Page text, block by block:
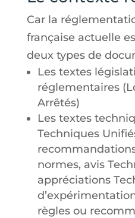
Car la
française actuelle
deux types de
Les textes
réglementaires
Arrêtés)
Les textes
Techniques
normes, avis
appréciations
règles ou